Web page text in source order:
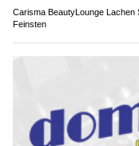
Carisma BeautyLounge
Feinsten